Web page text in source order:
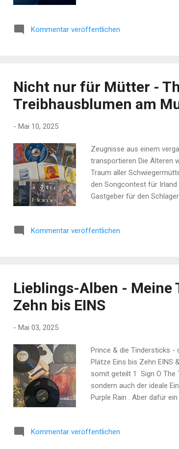
hoffentlich noch da sind,
Kommentar veröffentlichen
Nicht nur für Mütter -
Treibhausblumen am
- Mai 10, 2025
Zeugnisse aus einem
transportieren Die Älteren
Traum aller
den Songcontest für
Gastgeber für den
eine junge noch
Kommentar veröffentlichen
Lieblings-Alben - Meine
Zehn bis EINS
- Mai 03, 2025
Prince & die Tindersticks -
Plätze Eins bis Zehn
somit geteilt 1 Sign O
sondern auch der ideale
Purple Rain . Aber dafür
Take The Place Of Your
Kommentar veröffentlichen